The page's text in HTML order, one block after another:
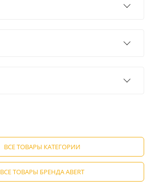
ВСЕ ТОВАРЫ КАТЕГОРИИ
ВСЕ ТОВАРЫ БРЕНДА ABERT